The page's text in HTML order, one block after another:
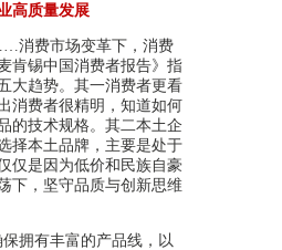
高质量发展
费市场变革下，消费
肯锡中国消费者报告》指
大趋势。其一消费者更看
消费者很精明，知道如何
的技术规格。其二本土企
择本土品牌，主要是处于
仅是因为低价和民族自豪
下，坚守品质与创新思维
拥有丰富的产品线，以